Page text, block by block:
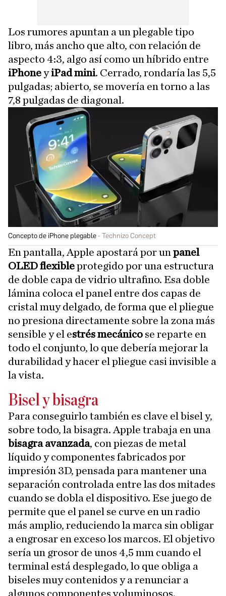
Los rumores apuntan a un plegable tipo
libro, más ancho que alto, con relación de
aspecto 4:3, algo así como un híbrido entre
iPhoneyiPad mini. Cerrado, rondaría las 5,5
pulgadas; abierto, se movería en torno a las
7,8 pulgadas de diagonal.
Concepto de iPhone plegable Technizo Concept
En pantalla, Apple apostará por un panel
OLED flexibleprotegido por una estructura
de doble capa de vidrio ultrafino. Esa doble
lámina coloca el panel entre dos capas de
cristal muy delgado, de forma que el pliegue
no presiona directamente sobre la zona más
sensible y el estrés mecánico se reparte en
todo el conjunto, lo que debería mejorar la
durabilidad y hacer el pliegue casi invisible a
la vista.
Bisel y bisagra
Para conseguirlo también es clave el bisel y,
sobre todo, la bisagra. Apple trabaja en una
bisagra avanzada, con piezas de metal
líquido y componentes fabricados por
impresión 3D, pensada para mantener una
separación controlada entre las dos mitades
cuando se dobla el dispositivo. Ese juego de
permite que el panel se curve en un radio
más amplio, reduciendo la marca sin obligar
a engrosar en exceso los marcos. El objetivo
sería un grosor de unos 4,5 mm cuando el
terminal está desplegado, lo que obliga a
biseles muy contenidos y a renunciar a
algunos componentes voluminosos.